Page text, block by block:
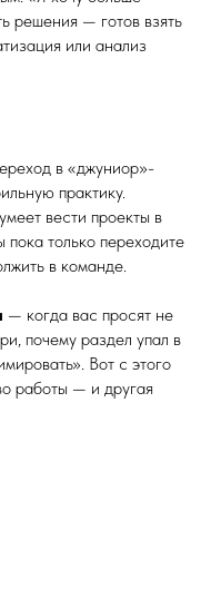
решения — готов взять
или анализ
в «джуниор»-
практику.
вести проекты в
только переходите
в команде.
— когда вас просят не
почему раздел упал в
Вот с этого
работы — и другая